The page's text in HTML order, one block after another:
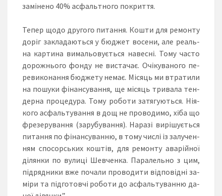
за­мі­не­но 40% ас­фаль­тно­го пок­рит­тя.
Те­пер що­до дру­го­го пи­тан­ня. Кош­ти для ре­мон­ту
до­ріг зак­ла­да­ють­ся у бюд­жет во­се­ни, але ре­аль­
на кар­ти­на ви­ма­льо­ву­єть­ся на­вес­ні. То­му час­то
до­ро­жньо­го фон­ду не вис­та­чає. Очі­ку­ва­но­го пе­
ре­ви­ко­нан­ня бюд­же­ту не­має. Мі­сяць ми втра­ти­ли
на по­шу­ки фі­нан­су­ван­ня, ще мі­сяць три­ва­ла тен­
дер­на про­це­ду­ра. То­му ро­бо­ти за­тя­гу­ють­ся. Ні­я­
ко­го ас­фаль­ту­ван­ня в дощ не про­во­ди­мо, хі­ба що
фре­зе­ру­ван­ня (зарубування). На­ра­зі ви­рі­шу­єть­ся
пи­тан­ня по фі­нан­су­ван­ню, в то­му чис­лі із за­лу­чен­
ням спо­сорсь­ких кош­тів, для ре­мон­ту ава­рій­ної
ді­лян­ки по ву­ли­ці Шев­чен­ка. Па­ра­лель­но з цим,
під­ряд­ни­ки вже по­ча­ли про­во­ди­ти від­по­від­ні за­
мі­ри та під­го­тов­чі ро­бо­ти до ас­фаль­ту­ван­ню да­